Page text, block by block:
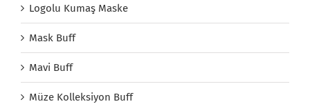
Logolu Kumaş Maske
Mask Buff
Mavi Buff
Müze Kolleksiyon Buff